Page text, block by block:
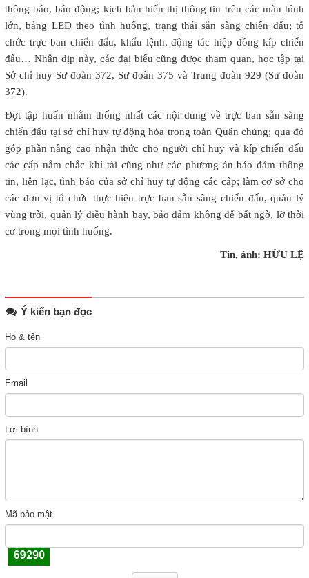
thông báo, báo động; kịch bản hiển thị thông tin trên các màn hình
lớn, bảng LED theo tình huống, trạng thái sẵn sàng chiến đấu; tổ
chức trực ban chiến đấu, khẩu lệnh, động tác hiệp đồng kíp chiến
đấu… Nhân dịp này, các đại biểu cũng được tham quan, học tập tại
Sở chỉ huy Sư đoàn 372, Sư đoàn 375 và Trung đoàn 929 (Sư đoàn
372).
Đợt tập huấn nhằm thống nhất các nội dung về trực ban sẵn sàng
chiến đấu tại sở chỉ huy tự động hóa trong toàn Quân chủng; qua đó
góp phần nâng cao nhận thức cho người chỉ huy và kíp chiến đấu
các cấp nắm chắc khí tài cũng như các phương án bảo đảm thông
tin, liên lạc, tình báo của sở chỉ huy tự động các cấp; làm cơ sở cho
các đơn vị tổ chức thực hiện trực ban sẵn sàng chiến đấu, quản lý
vùng trời, quản lý điều hành bay, bảo đảm không để bất ngờ, lỡ thời
cơ trong mọi tình huống.
Tin, ảnh: HỮU LỆ
Ý kiến bạn đọc
Họ & tên
Email
Lời bình
Mã bảo mật